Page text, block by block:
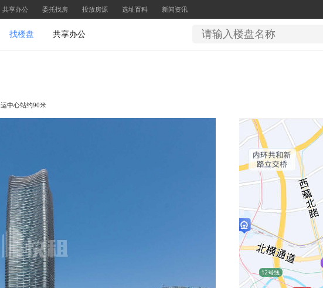
共享办公 委托找房 投放房源 选址百科 新闻资讯
找楼盘 共享办公
中心站约90米